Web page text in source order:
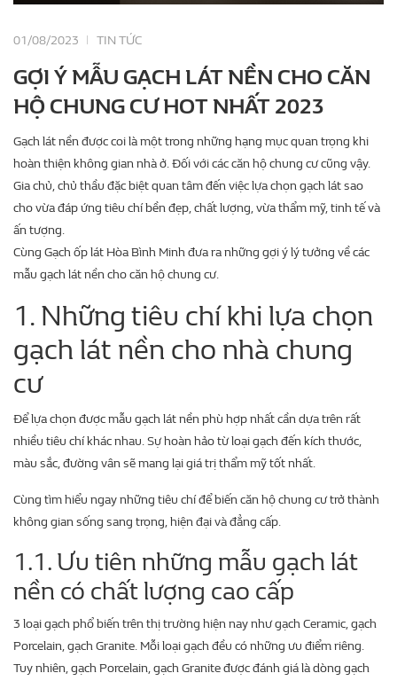
01/08/2023 TIN TỨC
GỢI Ý MẪU GẠCH LÁT NỀN CHO CĂN
HỘ CHUNG CƯ HOT NHẤT 2023
Gạch lát nền được coi là một trong những hạng mục quan trọng khi
hoàn thiện không gian nhà ở. Đối với các căn hộ chung cư cũng vậy.
Gia chủ, chủ thầu đặc biệt quan tâm đến việc lựa chọn gạch lát sao
cho vừa đáp ứng tiêu chí bền đẹp, chất lượng, vừa thẩm mỹ, tinh tế và
ấn tượng.
Cùng Gạch ốp lát Hòa Bình Minh đưa ra những gợi ý lý tưởng về các
mẫu gạch lát nền cho căn hộ chung cư.
1. Những tiêu chí khi lựa chọn
gạch lát nền cho nhà chung
cư
Để lựa chọn được mẫu gạch lát nền phù hợp nhất cần dựa trên rất
nhiều tiêu chí khác nhau. Sự hoàn hảo từ loại gạch đến kích thước,
màu sắc, đường vân sẽ mang lại giá trị thẩm mỹ tốt nhất.
Cùng tìm hiểu ngay những tiêu chí để biến căn hộ chung cư trở thành
không gian sống sang trọng, hiện đại và đẳng cấp.
1.1. Ưu tiên những mẫu gạch lát
nền có chất lượng cao cấp
3 loại gạch phổ biến trên thị trường hiện nay như gạch Ceramic, gạch
Porcelain, gạch Granite. Mỗi loại gạch đều có những ưu điểm riêng.
Tuy nhiên, gạch Porcelain, gạch Granite được đánh giá là dòng gạch